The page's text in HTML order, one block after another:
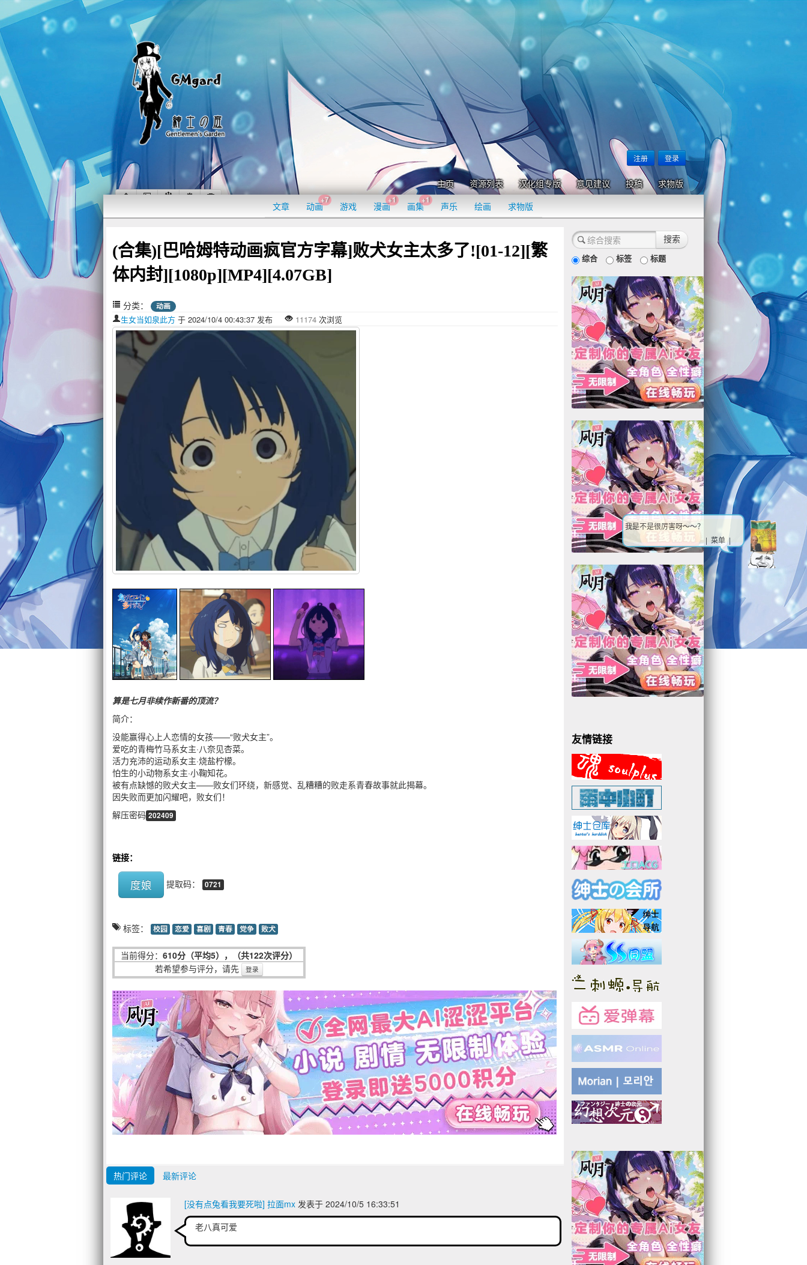
注册 登录
主页 资源列表 汉化组专版 意见建议 投稿 求物版
文章 动画
+7
游戏 漫画
+1
画集
+1
声乐 绘画 求物版
(合集)[巴哈姆特动画疯官方字幕]败犬女主太多了![01-12][繁
体内封][1080p][MP4][4.07GB]
分类： 动画
生女当如泉此方 于 2024/10/4 00:43:37 发布 11174 次浏览
算是七月非续作新番的顶流？
简介：
没能赢得心上人恋情的女孩——“败犬女主”。
爱吃的青梅竹马系女主·八奈见杏菜。
活力充沛的运动系女主·烧盐柠檬。
怕生的小动物系女主·小鞠知花。
被有点缺憾的败犬女主——败女们环绕，新感觉、乱糟糟的败走系青春故事就此揭幕。
因失败而更加闪耀吧，败女们！
解压密码 202409
链接：
度娘 提取码： 0721
标签： 校园 恋爱 喜剧 青春 党争 败犬
当前得分： 610分（平均5），（共122次评分）
若希望参与评分，请先
登录
热门评论 最新评论
[没有点兔看我要死啦] 拉面mx发表于 2024/10/5 16:33:51
老八真可爱
综合 标签 标题
友情链接
我是不是很厉害呀～～？
| 菜单 |